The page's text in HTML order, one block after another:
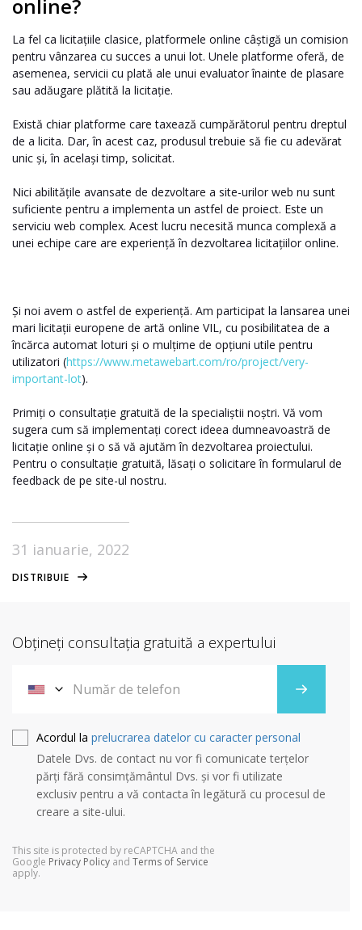
online?
La fel ca licitațiile clasice, platformele online câștigă un comision
pentru vânzarea cu succes a unui lot. Unele platforme oferă, de
asemenea, servicii cu plată ale unui evaluator înainte de plasare
sau adăugare plătită la licitație.
Există chiar platforme care taxează cumpărătorul pentru dreptul
de a licita. Dar, în acest caz, produsul trebuie să fie cu adevărat
unic și, în același timp, solicitat.
Nici abilitățile avansate de dezvoltare a site-urilor web nu sunt
suficiente pentru a implementa un astfel de proiect. Este un
serviciu web complex. Acest lucru necesită munca complexă a
unei echipe care are experiență în dezvoltarea licitațiilor online.
Și noi avem o astfel de experiență. Am participat la lansarea unei
mari licitații europene de artă online VIL, cu posibilitatea de a
încărca automat loturi și o mulțime de opțiuni utile pentru
utilizatori (https://www.metawebart.com/ro/project/very-
important-lot).
Primiți o consultație gratuită de la specialiștii noștri. Vă vom
sugera cum să implementați corect ideea dumneavoastră de
licitație online și o să vă ajutăm în dezvoltarea proiectului.
Pentru o consultație gratuită, lăsați o solicitare în formularul de
feedback de pe site-ul nostru.
31 ianuarie, 2022
DISTRIBUIE
Obțineți consultația gratuită a expertului
Acordul la prelucrarea datelor cu caracter personal
Datele Dvs. de contact nu vor fi comunicate terțelor
părți fără consimțământul Dvs. și vor fi utilizate
exclusiv pentru a vă contacta în legătură cu procesul de
creare a site-ului.
This site is protected by reCAPTCHA and the
Google Privacy Policy and Terms of Service
apply.